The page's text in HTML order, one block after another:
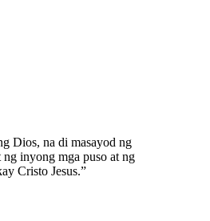
Dios, na di masayod ng
inyong mga puso at ng
Cristo Jesus.”